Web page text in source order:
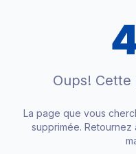
Oups!
La page que vous
supprimée.